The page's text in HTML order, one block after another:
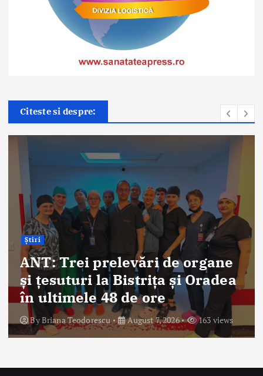
Citeste si despre:
Știri
ANT: Trei prelevări de organe
și țesuturi la Bistrița și Oradea
în ultimele 48 de ore
ByBriana Teodorescu August 7, 2026 163 views